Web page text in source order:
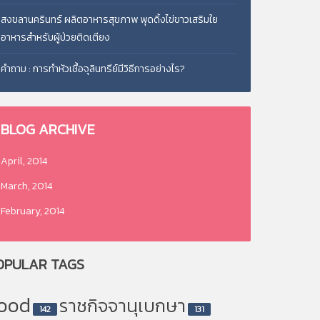
สงขลานครินทร์ ผลิตอาหารสุขภาพ พุดดิ้งไข่ขาวเสริมใย
อาหารสำหรับผู้ป่วยติดเตียง
คำถาม : การทำหัวเชื้อจุลินทรีย์มีวิธีการอย่างไร?
BLOG ARCHIVE
April, 2014
March, 2014
February, 2014
TAGS
142 ราชกิจจานุเบกษา 131